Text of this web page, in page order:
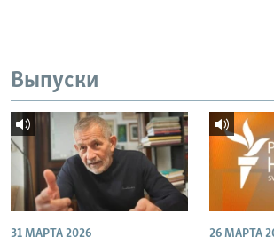
Выпуски
31 МАРТА 2026 26 МАРТА